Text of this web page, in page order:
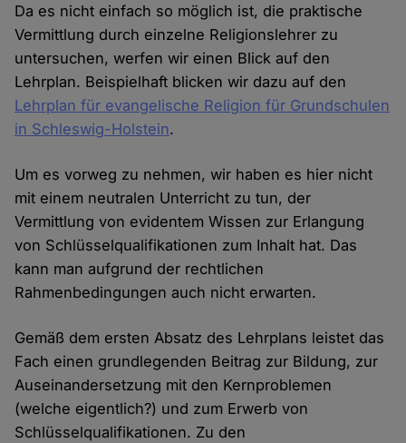
Da es nicht einfach so möglich ist, die praktische
Vermittlung durch einzelne Religionslehrer zu
untersuchen, werfen wir einen Blick auf den
Lehrplan. Beispielhaft blicken wir dazu auf den
Lehrplan für evangelische Religion für Grundschulen
in Schleswig-Holstein.
Um es vorweg zu nehmen, wir haben es hier nicht
mit einem neutralen Unterricht zu tun, der
Vermittlung von evidentem Wissen zur Erlangung
von Schlüsselqualifikationen zum Inhalt hat. Das
kann man aufgrund der rechtlichen
Rahmenbedingungen auch nicht erwarten.
Gemäß dem ersten Absatz des Lehrplans leistet das
Fach einen grundlegenden Beitrag zur Bildung, zur
Auseinandersetzung mit den Kernproblemen
(welche eigentlich?) und zum Erwerb von
Schlüsselqualifikationen. Zu den